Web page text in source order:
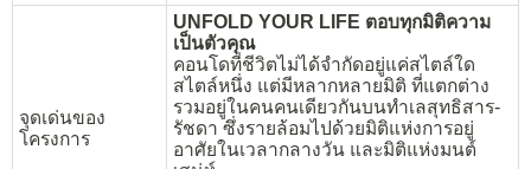
จุดเด่นของ
โครงการ
UNFOLD YOUR LIFE ตอบทุกมิติความ
เป็นตัวคุณ
คอนโดที่ชีวิตไม่ได้จำกัดอยู่แค่สไตล์ใด
สไตล์หนึ่ง แต่มีหลากหลายมิติ ที่แตกต่าง
รวมอยู่ในคนคนเดียวกันบนทำเลสุทธิสาร-
รัชดา ซึ่งรายล้อมไปด้วยมิติแห่งการอยู่
อาศัยในเวลากลางวัน และมิติแห่งมนต์